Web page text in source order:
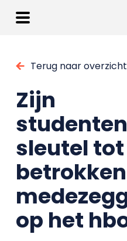
Terug naar overzicht
Zijn
sleutel
op het